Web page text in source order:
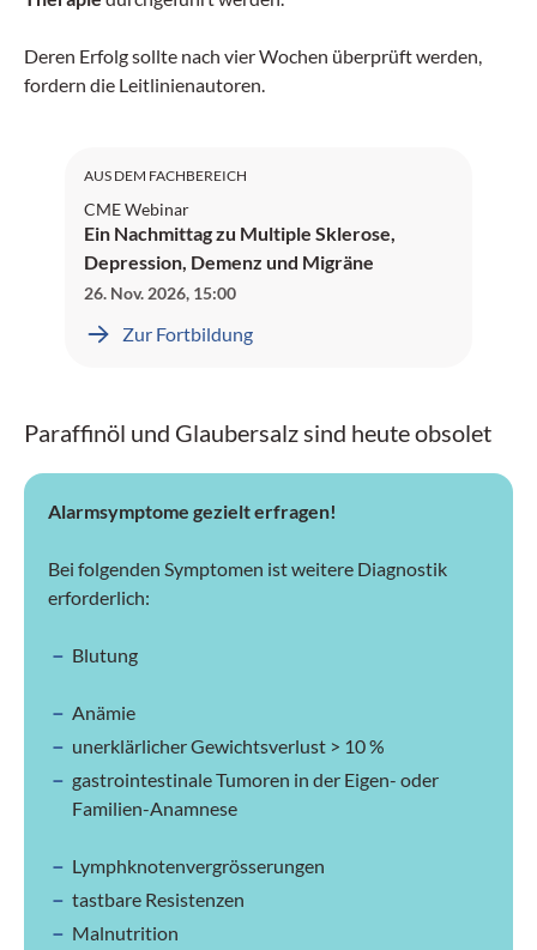
Deren Erfolg sollte nach vier Wochen überprüft werden,
fordern die Leitlinienautoren.
AUS DEM FACHBEREICH
CME Webinar
Ein Nachmittag zu Multiple Sklerose,
Depression, Demenz und Migräne
26. Nov. 2026, 15:00
Zur Fortbildung
Paraffinöl und Glaubersalz sind heute obsolet
Alarmsymptome gezielt erfragen!
Bei folgenden Symptomen ist weitere Diagnostik
erforderlich:
Blutung
Anämie
unerklärlicher Gewichtsverlust > 10 %
gastrointestinale Tumoren in der Eigen- oder
Familien-Anamnese
Lymphknotenvergrösserungen
tastbare Resistenzen
Malnutrition